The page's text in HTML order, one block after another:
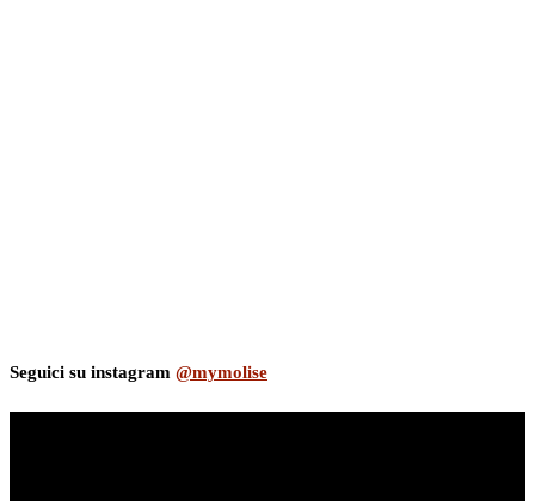
Seguici su instagram @mymolise